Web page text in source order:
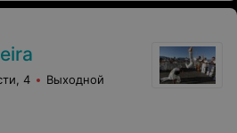
4 Выходной